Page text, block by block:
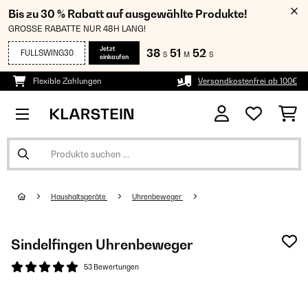
Bis zu 30 % Rabatt auf ausgewählte Produkte!
GROSSE RABATTE NUR 48H LANG!
FULLSWING30
Jetzt
einkaufen
38 S 51 M 51 S
Flexible Zahlungen Versandkostenfrei ab 100€
Haushaltsgeräte Uhrenbeweger
Sindelfingen Uhrenbeweger
53 Bewertungen